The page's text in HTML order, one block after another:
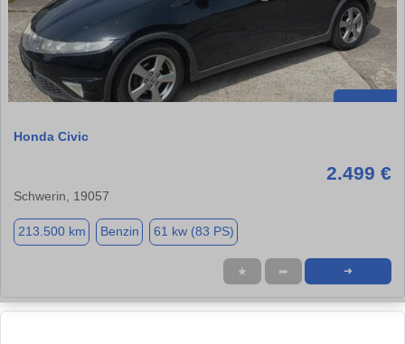
Honda Civic
2.499 €
Schwerin, 19057
213.500 km Benzin 61 kw (83 PS)
★ ➦ ➜